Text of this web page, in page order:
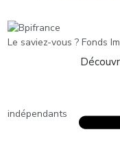
Le saviez-vous ?Fonds
indépendants